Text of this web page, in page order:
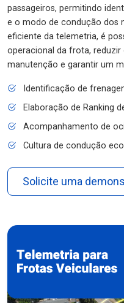
passageiros, permitindo
e o modo de condução dos
eficiente da telemetria, é
operacional da frota,
manutenção e garantir um
Identificação de
Elaboração de Ranking
Acompanhamento de
Cultura de condução
Solicite uma